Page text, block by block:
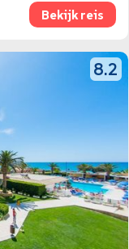
Bekijk reis
8.2